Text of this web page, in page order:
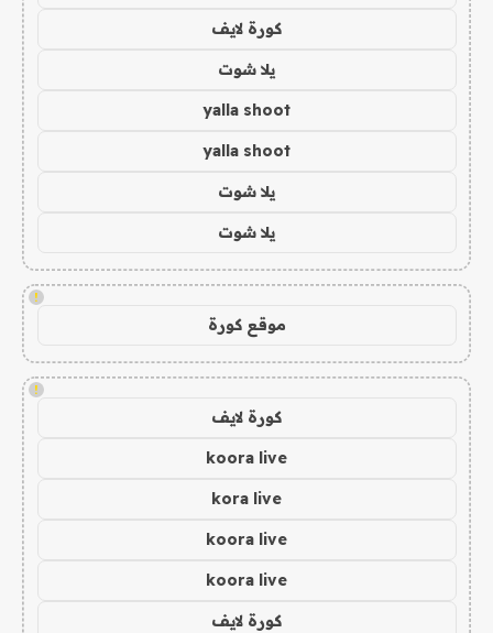
كورة لايف
يلا شوت
yalla shoot
yalla shoot
يلا شوت
يلا شوت
!
موقع كورة
!
كورة لايف
koora live
kora live
koora live
koora live
كورة لايف